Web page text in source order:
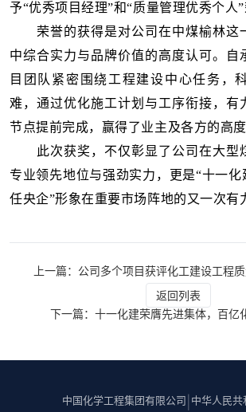
予“优秀项目经理”和“质量管理优秀个人”
荣誉的获得是对公司在中煤榆林这
中综合实力与品牌价值的高度认可。自
目团队紧密围绕工程建设中心任务，
难，通过优化施工计划与工序衔接，有
节点提前完成，赢得了业主及各方的高度
此次获奖，不仅彰显了公司在大型
专业领先地位与强劲实力，更是“十一化
任央企”形象在重要市场阵地的又一次有
上一篇：公司多个项目获评化工建设工程
返回列表
下一篇：十一化建荣膺先进集体，百亿
中国化学工程集团有限公司 中华人民